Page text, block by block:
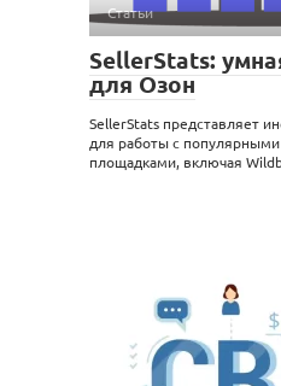
Статьи
SellerStats:
для Озон
SellerStats представляет
для работы с
площадками, включая